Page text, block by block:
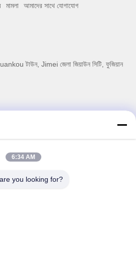
মামলা আমাদের সাথে যোগাযোগ
টাউন, Jimei জেলা জিয়াউন সিটি, ফুজিয়ান
6:34 AM
you looking for?